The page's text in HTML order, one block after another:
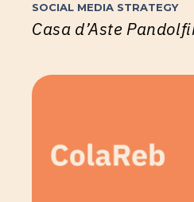
SOCIAL MEDIA STRATEGY
Casa d’Aste